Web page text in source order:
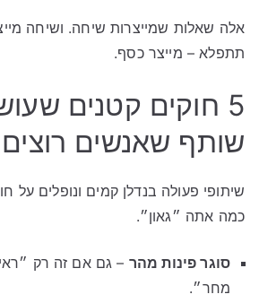
אלה שאלות שמייצרות שיחה. ושיחה
תתפלא – מייצר כסף.
5 חוקים קטנים
שותף שאנשים
שיתופי פעולה בנדלן קמים ונופלים על
כמה אתה ״גאון״.
סוגר פינות מהר – גם אם זה רק
מחר״.